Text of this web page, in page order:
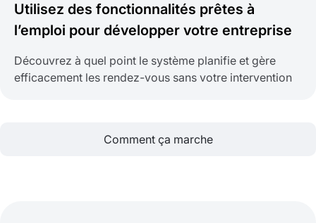
Utilisez des fonctionnalités prêtes à
l’emploi pour développer votre entreprise
Découvrez à quel point le système planifie et gère
efficacement les rendez-vous sans votre intervention
Comment ça marche